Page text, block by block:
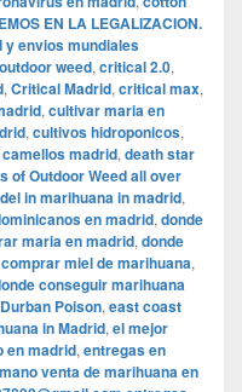
EN LA LEGALIZACION.
y envios mundiales
weed, critical 2.0,
, Critical Madrid, critical max,
, cultivar maria en
, cultivos hidroponicos,
madrid, death star
of Outdoor Weed all over
in marihuana in madrid,
en madrid, donde
maria en madrid, donde
miel de marihuana,
conseguir marihuana
Durban Poison, east coast
in Madrid, el mejor
en madrid, entregas en
venta de marihuana en